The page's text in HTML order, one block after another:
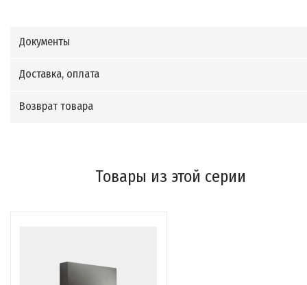
Документы
Доставка, оплата
Возврат товара
Товары из этой серии